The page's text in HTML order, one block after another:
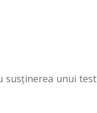
susţinerea unui test